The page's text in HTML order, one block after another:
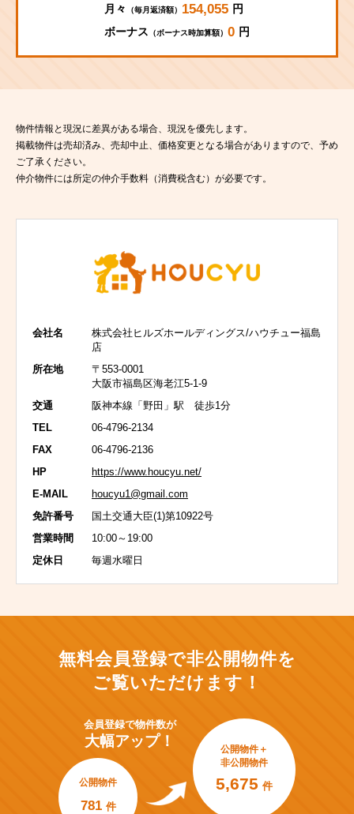
月々 （毎月返済額） 154,055 円
ボーナス （ボーナス時加算額） 0 円
物件情報と現況に差異がある場合、現況を優先します。
掲載物件は売却済み、売却中止、価格変更となる場合がありますので、予め
ご了承ください。
仲介物件には所定の仲介手数料（消費税含む）が必要です。
会社名
株式会社ヒルズホールディングス/ハウチュー福島
店
所在地
〒553-0001
大阪市福島区海老江5-1-9
交通
阪神本線「野田」駅 徒歩1分
TEL
06-4796-2134
FAX
06-4796-2136
HP
https://www.houcyu.net/
E-MAIL
houcyu1@gmail.com
免許番号
国土交通大臣(1)第10922号
営業時間
10:00～19:00
定休日
毎週水曜日
無料会員登録で非公開物件を
ご覧いただけます！
会員登録で物件数が
大幅アップ！
公開物件
781 件
公開物件＋
非公開物件
5,675 件